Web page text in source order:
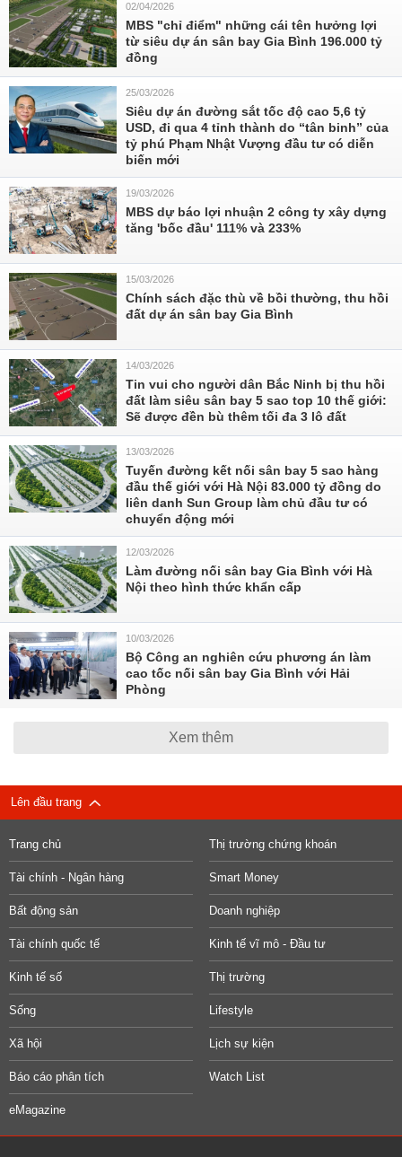
02/04/2026
MBS "chỉ điểm" những cái tên hưởng lợi
từ siêu dự án sân bay Gia Bình 196.000 tỷ
đồng
25/03/2026
Siêu dự án đường sắt tốc độ cao 5,6 tỷ
USD, đi qua 4 tỉnh thành do “tân binh” của
tỷ phú Phạm Nhật Vượng đầu tư có diễn
biến mới
19/03/2026
MBS dự báo lợi nhuận 2 công ty xây dựng
tăng 'bốc đầu' 111% và 233%
15/03/2026
Chính sách đặc thù về bồi thường, thu hồi
đất dự án sân bay Gia Bình
14/03/2026
Tin vui cho người dân Bắc Ninh bị thu hồi
đất làm siêu sân bay 5 sao top 10 thế giới:
Sẽ được đền bù thêm tối đa 3 lô đất
13/03/2026
Tuyến đường kết nối sân bay 5 sao hàng
đầu thế giới với Hà Nội 83.000 tỷ đồng do
liên danh Sun Group làm chủ đầu tư có
chuyển động mới
12/03/2026
Làm đường nối sân bay Gia Bình với Hà
Nội theo hình thức khẩn cấp
10/03/2026
Bộ Công an nghiên cứu phương án làm
cao tốc nối sân bay Gia Bình với Hải
Phòng
Xem thêm
Lên đầu trang
Trang chủ Thị trường chứng khoán
Tài chính - Ngân hàng Smart Money
Bất động sản Doanh nghiệp
Tài chính quốc tế Kinh tế vĩ mô - Đầu tư
Kinh tế số Thị trường
Sống Lifestyle
Xã hội Lịch sự kiện
Báo cáo phân tích Watch List
eMagazine